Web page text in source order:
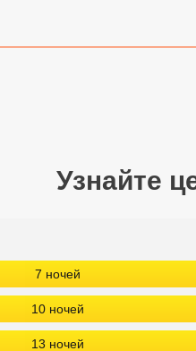
Узнайте
7 ночей
10 ночей
13 ночей